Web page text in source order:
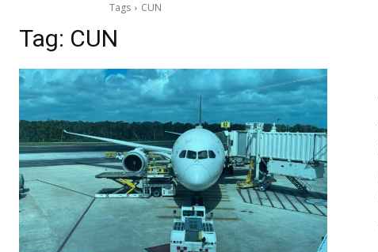
Tags CUN
Tag: CUN